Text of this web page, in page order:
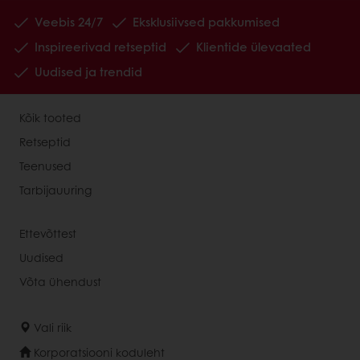
Veebis 24/7
Eksklusiivsed pakkumised
Inspireerivad retseptid
Klientide ülevaated
Uudised ja trendid
Kõik tooted
Retseptid
Teenused
Tarbijauuring
Ettevõttest
Uudised
Võta ühendust
Vali riik
Korporatsiooni koduleht